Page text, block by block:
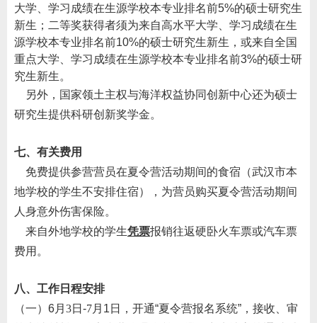
大学、学习成绩在生源学校本专业排名前5%的硕士研究生
新生；二等奖获得者须为来自高水平大学、学习成绩在生
源学校本专业排名前10%的硕士研究生新生，或来自全国
重点大学、学习成绩在生源学校本专业排名前3%的硕士研
究生新生。
另外，国家领土主权与海洋权益协同创新中心还为硕士
研究生提供科研创新奖学金。
七、有关费用
免费提供参营营员在夏令营活动期间的食宿（武汉市本
地学校的学生不安排住宿），为营员购买夏令营活动期间
人身意外伤害保险。
来自外地学校的学生凭票报销往返硬卧火车票或汽车票
费用。
八、工作日程安排
（一） 6月 3日 -7月 1 日，开通“夏令营报名系统” ，接收、审